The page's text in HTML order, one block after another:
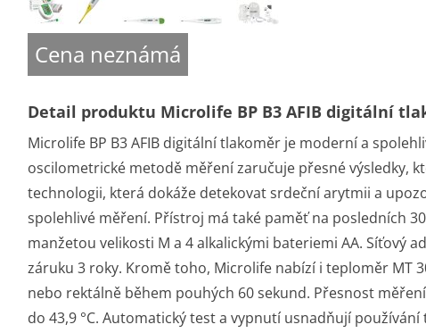
Cena neznámá
Detail produktu Microlife BP B3 AFIB digitální
Microlife BP B3 AFIB digitální tlakoměr je moderní a
oscilometrické metodě měření zaručuje přesné výsledky,
technologii, která dokáže detekovat srdeční arytmii a
spolehlivé měření. Přístroj má také paměť na posledních
manžetou velikosti M a 4 alkalickými bateriemi AA. Síťový
záruku 3 roky. Kromě toho, Microlife nabízí i teploměr MT
nebo rektálně během pouhých 60 sekund. Přesnost
do 43,9 °C. Automatický test a vypnutí usnadňují